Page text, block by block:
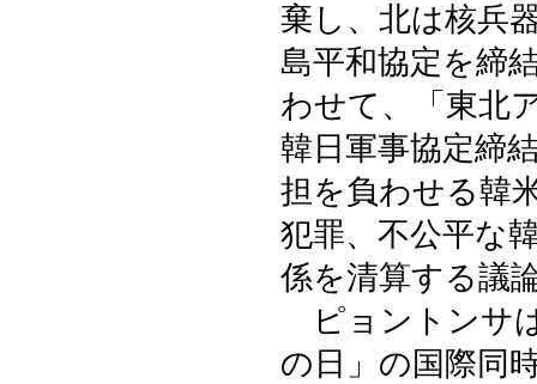
棄し、北は核兵
島平和協定を締
わせて、「東北
韓日軍事協定締
担を負わせる韓
犯罪、不公平な
係を清算する議
ピョントンサ
の日」の国際同